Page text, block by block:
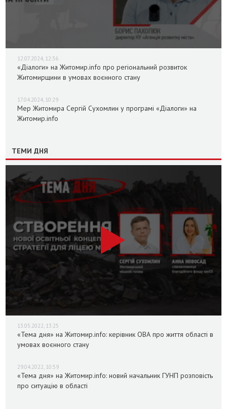
12.07.2024, 12:36
«Діалоги» на Житомир.info про регіональний розвиток
Житомирщини в умовах воєнного стану
17.04.2024, 10:29
Мер Житомира Сергій Сухомлин у програмі «Діалоги» на
Житомир.info
ТЕМИ ДНЯ
13.05.2022, 13:25
«Тема дня» на Житомир.info: керівник ОВА про життя області в
умовах воєнного стану
29.04.2022, 10:59
«Тема дня» на Житомир.info: новий начальник ГУНП розповість
про ситуацію в області